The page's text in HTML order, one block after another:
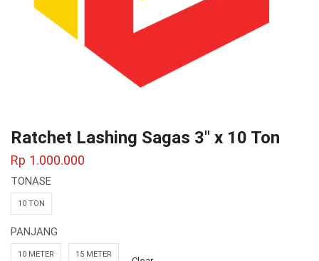
Ratchet Lashing Sagas 3″ x 10 Ton
Rp 1.000.000
TONASE
10 TON
PANJANG
10 METER 15 METER